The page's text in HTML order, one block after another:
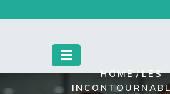
to
HOME/LES